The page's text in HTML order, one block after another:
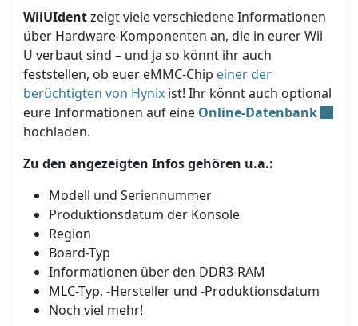
WiiUIdentzeigt viele verschiedene Informationen
über Hardware-Komponenten an, die in eurer Wii
U verbaut sind – und ja so könnt ihr auch
feststellen, ob euer eMMC-Chip einer der
berüchtigten von Hynix ist! Ihr könnt auch optional
eure Informationen auf eine Online-Datenbank
hochladen.
Zu den angezeigten Infos gehören u.a.:
Modell und Seriennummer
Produktionsdatum der Konsole
Region
Board-Typ
Informationen über den DDR3-RAM
MLC-Typ, -Hersteller und -Produktionsdatum
Noch viel mehr!